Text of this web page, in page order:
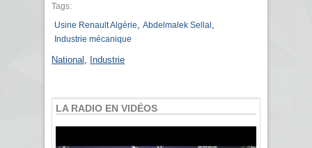
Tags:
Usine Renault Algérie
Abdelmalek Sellal
Industrie mécanique
National Industrie
LA RADIO EN VIDÉOS